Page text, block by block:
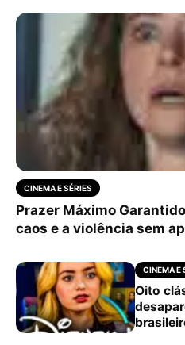
CINEMA E SÉRIES
Prazer Máximo
caos e a violência sem
CINEMA E
Oito